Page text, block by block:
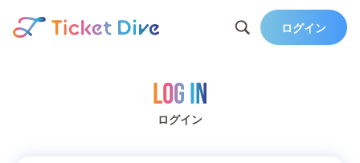
ログイン
Log in
ログイン